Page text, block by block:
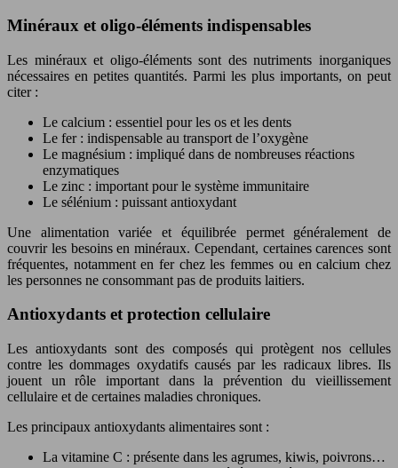
Minéraux et oligo-éléments indispensables
Les minéraux et oligo-éléments sont des nutriments inorganiques
nécessaires en petites quantités. Parmi les plus importants, on peut
citer :
Le calcium : essentiel pour les os et les dents
Le fer : indispensable au transport de l’oxygène
Le magnésium : impliqué dans de nombreuses réactions
enzymatiques
Le zinc : important pour le système immunitaire
Le sélénium : puissant antioxydant
Une alimentation variée et équilibrée permet généralement de
couvrir les besoins en minéraux. Cependant, certaines carences sont
fréquentes, notamment en fer chez les femmes ou en calcium chez
les personnes ne consommant pas de produits laitiers.
Antioxydants et protection cellulaire
Les antioxydants sont des composés qui protègent nos cellules
contre les dommages oxydatifs causés par les radicaux libres. Ils
jouent un rôle important dans la prévention du vieillissement
cellulaire et de certaines maladies chroniques.
Les principaux antioxydants alimentaires sont :
La vitamine C : présente dans les agrumes, kiwis, poivrons…